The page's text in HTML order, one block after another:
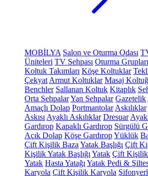
MOBİLYA Salon ve Oturma Odası
Üniteleri TV Sehpası Oturma Grupları
Koltuk Takımları Köşe Koltuklar
Çekyat Armut Koltuklar Masaj
Benchler Sallanan Koltuk Kitaplık
Orta SehpalarYan Sehpalar Gazetelik
Amaçlı Dolap Portmantolar Askılıklar
Askısı Ayaklı Askılıklar Dresuar
Gardırop Kapaklı Gardırop Sürgülü
Açık Dolap Köşe GardıropYüklük
Çift Kişilik Baza Yatak Başlığı Çift
Kişilik Yatak Başlığı Yatak Çift Kişilik
Yatak Hasta Yatağı Yatak Pedi &
Karyola Çift Kişilik Karyola